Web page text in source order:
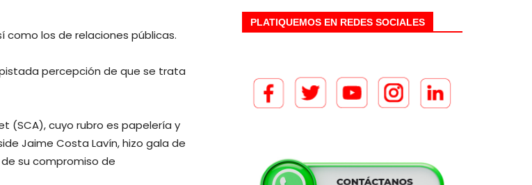
los de relaciones públicas.
percepción de que se trata
(SCA), cuyo rubro es papelería y
Jaime Costa Lavín, hizo gala de
su compromiso de
PLATIQUEMOS EN REDES SOCIALES